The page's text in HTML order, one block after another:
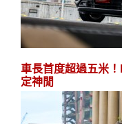
車長首度超過五米
定神閒